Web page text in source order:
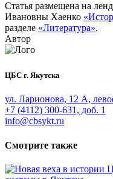
Статья размещена на
Ивановны Хаенко
разделе «Литература».
Автор
ЦБС г. Якутска
ул. Ларионова, 12 А,
+7 (4112) 300-631, доб. 1
info@cbsykt.ru
Смотрите также